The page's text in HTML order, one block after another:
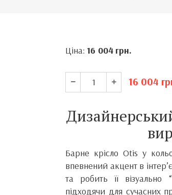
Ціна: 16 004 грн.
16 004
Барне крісло Otis у
впевнений акцент в
та робить її
підходячи для сучасних